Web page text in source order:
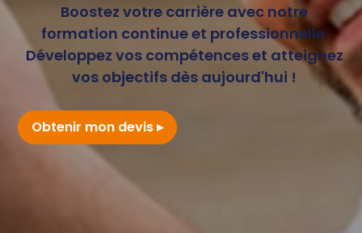
Boostez votre carrière avec notre
formation continue et professionnelle.
Développez vos compétences et atteignez
vos objectifs dès aujourd'hui !
Obtenir mon devis